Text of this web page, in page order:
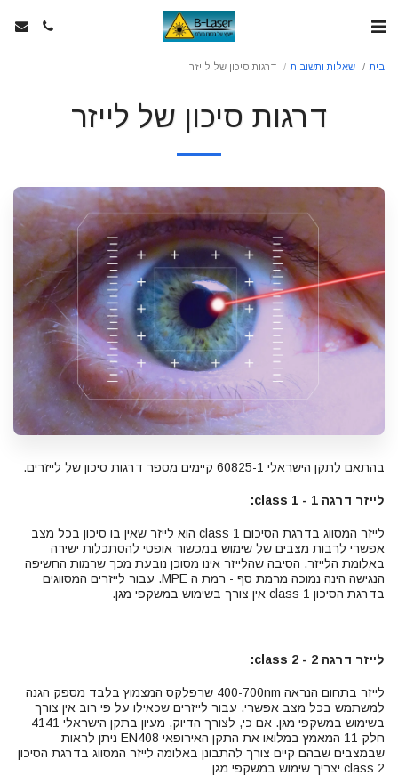
בית שאלות ותשובות דרגות סיכון של לייזר
דרגות סיכון של לייזר
בהתאם לתקן הישראלי 60825-1 קיימים מספר דרגות סיכון של לייזרים.
לייזר דרגה 1 - class 1:
לייזר המסווג בדרגת הסיכום class 1 הוא לייזר שאין בו סיכון בכל מצב
אפשרי לרבות מצבים של שימוש במכשור אופטי להסתכלות ישירה
באלומת הלייזר. הסיבה שהלייזר אינו מסוכן נובעת מכך שרמות החשיפה
הנגישה הינה נמוכה מרמת סף - רמת ה MPE. עבור לייזרים המסווגים
בדרגת הסיכון class 1 אין צורך בשימוש במשקפי מגן.
לייזר דרגה 2 - class 2:
לייזר בתחום הנראה 400-700nm שרפלקס המצמוץ בלבד מספק הגנה
למשתמש בכל מצב אפשרי. עבור לייזרים שכאילו על פי רוב אין צורך
בשימוש במשקפי מגן. אם כי, לצורך הדיוק, מעיון בתקן הישראלי 4141
חלק 11 המאמץ במלואו את התקן האירופאי EN408 ניתן לראות
שבמצבים שבהם קיים צורך להתבונן באלומה לייזר המסווג בדרגת הסיכון
class 2 יצריך שימוש במשקפי מגן